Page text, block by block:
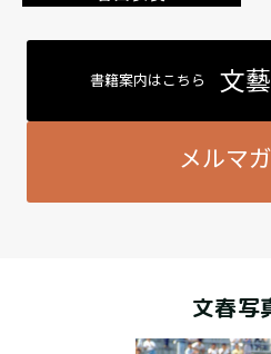
書籍案内はこちら 文
メルマ
文春写